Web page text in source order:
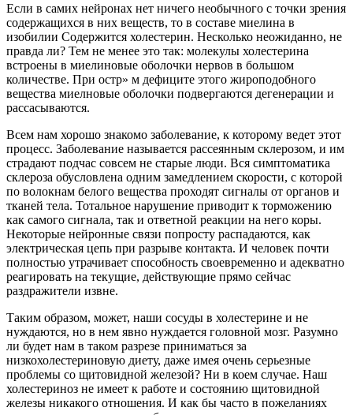
Если в самих нейронах нет ничего необычного с точки зрения
содержащихся в них веществ, то в составе миелина в
изобилии Содержится холестерин. Несколько неожиданно, не
правда ли? Тем не менее это так: молекулы холестерина
встроены в миелиновые оболочки нервов в большом
количестве. При остр» м дефиците этого жироподобного
вещества миелновые оболочки подвергаются дегенерации и
рассасываются.
Всем нам хорошо знакомо заболевание, к которому ведет этот
процесс. Заболевание называется рассеянным склерозом, и им
страдают подчас совсем не старые люди. Вся симптоматика
склероза обусловлена одним замедлением скорости, с которой
по волокнам белого вещества проходят сигналы от органов и
тканей тела. Тотальное нарушение приводит к торможению
как самого сигнала, так и ответной реакции на него коры.
Некоторые нейронные связи попросту распадаются, как
электрическая цепь при разрыве контакта. И человек почти
полностью утрачивает способность своевременно и адекватно
реагировать на текущие, действующие прямо сейчас
раздражители извне.
Таким образом, может, наши сосуды в холестерине и не
нуждаются, но в нем явно нуждается головной мозг. Разумно
ли будет нам в таком разрезе приниматься за
низкохолестериновую диету, даже имея очень серьезные
проблемы со щитовидной железой? Ни в коем случае. Наш
холестериноз не имеет к работе и состоянию щитовидной
железы никакого отношения. И как бы часто в пожеланиях